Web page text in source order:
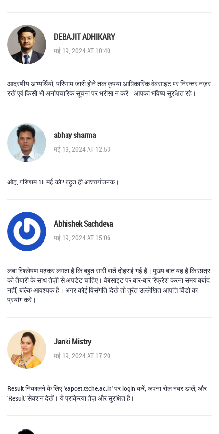
DEBAJIT ADHIKARY
मई 19, 2024 AT 10:40
आदरणीय अभ्यर्थियों, परिणाम जारी होने तक कृपया आधिकारिक वेबसाइट पर निरन्तर नज़र
रखें एवं किसी भी अनौपचारिक सूचना पर भरोसा न करें। आपका भविष्य सुरक्षित रहे।
abhay sharma
मई 19, 2024 AT 12:53
ओह, परिणाम 18 मई को? बहुत ही आश्चर्यजनक।
Abhishek Sachdeva
मई 19, 2024 AT 15:06
लंबा विश्लेषण पढ़कर लगता है कि बहुत सारी बातें दोहराई गई हैं। मुख्य बात यह है कि छात्र
को तैयारी के साथ तेज़ी से अपडेट चाहिए। वेबसाइट पर बार‑बार रिफ्रेश करना समय बर्बाद
नहीं, बल्कि आवश्यक है। अगर कोई विसंगति दिखे तो तुरंत उल्लेखित आपत्ति विंडो का
प्रयोग करें।
Janki Mistry
मई 19, 2024 AT 17:20
Result निकालने के लिए 'eapcet.tsche.ac.in' पर login करें, अपना रोल नंबर डालें, और
'Result' सेक्शन देखें। ये प्रक्रिया तेज़ और सुरक्षित है।